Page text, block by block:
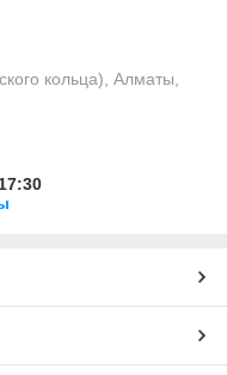
кольца), Алматы,